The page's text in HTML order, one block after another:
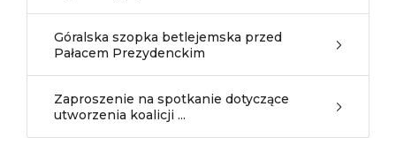
Góralska szopka betlejemska przed
Pałacem Prezydenckim
Zaproszenie na spotkanie dotyczące
utworzenia koalicji ...